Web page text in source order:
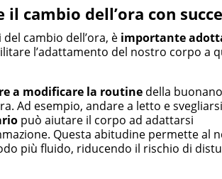
il cambio dell’ora con s
cambio dell’ora, è importante
l’adattamento del nostro corpo a
a modificare la routine della
Ad esempio, andare a letto e svegliarsi
può aiutare il corpo ad adattarsi
Questa abitudine permette al
più fluido, riducendo il rischio di